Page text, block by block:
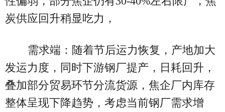
炭供应回升稍显吃力，
需求端：随着节后运力恢复，产地加大
发运力度，同时下游钢厂提产，日耗回升，
叠加部分贸易环节分流货源，焦企厂内库存
整体呈现下降趋势，考虑当前钢厂需求增